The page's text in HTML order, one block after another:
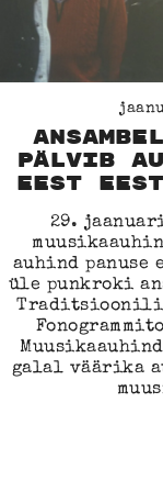
pälvib
eest
29.
auhind panuse
üle punkroki
galal väärika